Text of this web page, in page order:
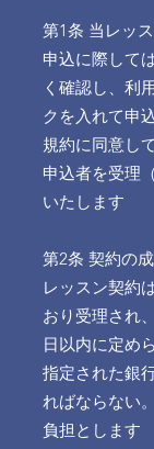
第1条 当レッ
申込に際して
く確認し、利
クを入れて申
規約に同意し
申込者を受理
いたします
第2条 契約の
レッスン契約
おり受理され
日以内に定め
指定された銀
ればならない
負担とします